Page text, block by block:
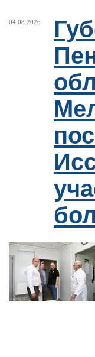
04.08.2026